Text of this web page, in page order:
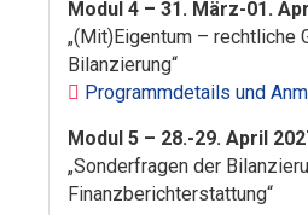
Modul 4 – 31. März-01.
„(Mit)Eigentum – rechtliche
Bilanzierung“
Programmdetails und
Modul 5 – 28.-29. April
„Sonderfragen der
Finanzberichterstattung“